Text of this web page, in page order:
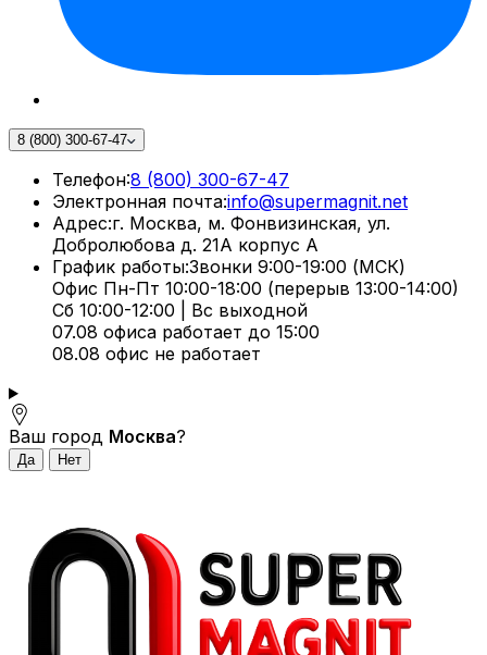
8 (800) 300-67-47
Телефон:8 (800) 300-67-47
Электронная почта:info@supermagnit.net
Адрес:г. Москва, м. Фонвизинская, ул.
Добролюбова д. 21А корпус А
График работы:Звонки 9:00-19:00 (МСК)
Офис Пн-Пт 10:00-18:00 (перерыв 13:00-14:00)
Сб 10:00-12:00 | Вс выходной
07.08 офиса работает до 15:00
08.08 офис не работает
Ваш город Москва?